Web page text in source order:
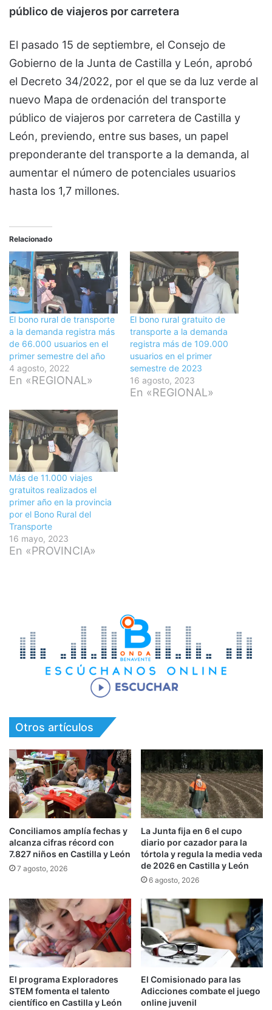
público de viajeros por carretera
El pasado 15 de septiembre, el Consejo de
Gobierno de la Junta de Castilla y León, aprobó
el Decreto 34/2022, por el que se da luz verde al
nuevo Mapa de ordenación del transporte
público de viajeros por carretera de Castilla y
León, previendo, entre sus bases, un papel
preponderante del transporte a la demanda, al
aumentar el número de potenciales usuarios
hasta los 1,7 millones.
Relacionado
El bono rural de transporte
a la demanda registra más
de 66.000 usuarios en el
primer semestre del año
4 agosto, 2022
En «REGIONAL»
El bono rural gratuito de
transporte a la demanda
registra más de 109.000
usuarios en el primer
semestre de 2023
16 agosto, 2023
En «REGIONAL»
Más de 11.000 viajes
gratuitos realizados el
primer año en la provincia
por el Bono Rural del
Transporte
16 mayo, 2023
En «PROVINCIA»
Otros artículos
Conciliamos amplía fechas y
alcanza cifras récord con
7.827 niños en Castilla y León
7 agosto, 2026
La Junta fija en 6 el cupo
diario por cazador para la
tórtola y regula la media veda
de 2026 en Castilla y León
6 agosto, 2026
El programa Exploradores
STEM fomenta el talento
científico en Castilla y León
El Comisionado para las
Adicciones combate el juego
online juvenil